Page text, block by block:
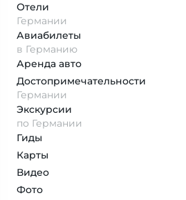
Отели
Германии
Авиабилеты
в Германию
Аренда авто
Достопримеча­тельности
Германии
Экскурсии
по Германии
Гиды
Карты
Видео
Фото